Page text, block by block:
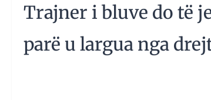
Trajner i bluve do të
parë u largua nga